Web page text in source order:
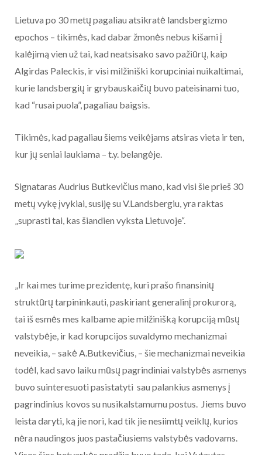
Lietuva po 30 metų pagaliau atsikratė landsbergizmo
epochos – tikimės, kad dabar žmonės nebus kišami į
kalėjimą vien už tai, kad neatsisako savo pažiūrų, kaip
Algirdas Paleckis, ir visi milžiniški korupciniai nuikaltimai,
kurie landsbergių ir grybauskaičių buvo pateisinami tuo,
kad “rusai puola”, pagaliau baigsis.
Tikimės, kad pagaliau šiems veikėjams atsiras vieta ir ten,
kur jų seniai laukiama – t.y. belangėje.
Signataras Audrius Butkevičius mano, kad visi šie prieš 30
metų vykę įvykiai, susiję su V.Landsbergiu, yra raktas
„suprasti tai, kas šiandien vyksta Lietuvoje“.
„Ir kai mes turime prezidentę, kuri prašo finansinių
struktūrų tarpininkauti, paskiriant generalinį prokurorą,
tai iš esmės mes kalbame apie milžinišką korupciją mūsų
valstybėje, ir kad korupcijos suvaldymo mechanizmai
neveikia, – sakė A.Butkevičius, – šie mechanizmai neveikia
todėl, kad savo laiku mūsų pagrindiniai valstybės asmenys
buvo suinteresuoti pasistatyti sau palankius asmenys į
pagrindinius kovos su nusikalstamumu postus. Jiems buvo
leista daryti, ką jie nori, kad tik jie nesiimtų veiklų, kurios
nėra naudingos juos pastačiusiems valstybės vadovams.